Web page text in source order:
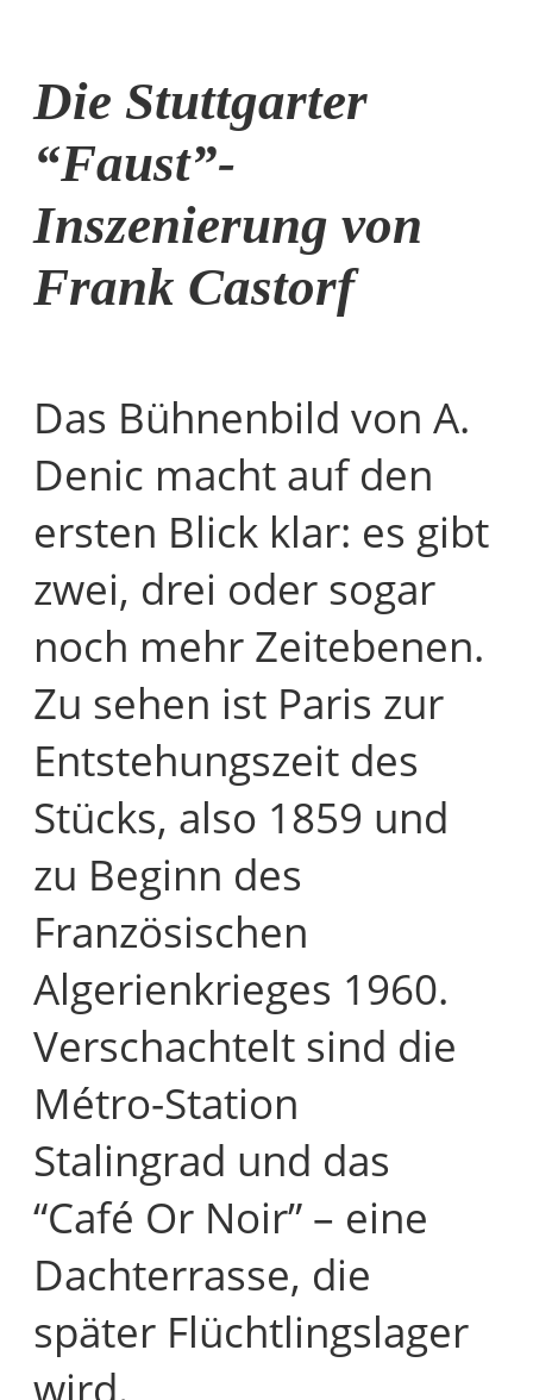
Die Stuttgarter
“Faust”-
Inszenierung von
Frank Castorf
Das Bühnenbild von A.
Denic macht auf den
ersten Blick klar: es gibt
zwei, drei oder sogar
noch mehr Zeitebenen.
Zu sehen ist Paris zur
Entstehungszeit des
Stücks, also 1859 und
zu Beginn des
Französischen
Algerienkrieges 1960.
Verschachtelt sind die
Métro-Station
Stalingrad und das
“Café Or Noir” – eine
Dachterrasse, die
später Flüchtlingslager
wird.